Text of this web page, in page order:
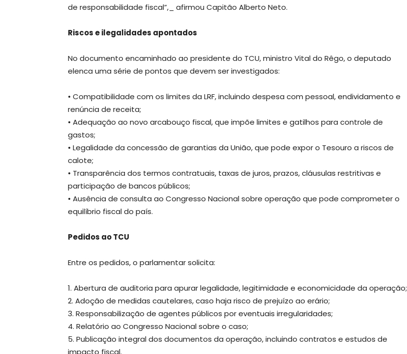
de responsabilidade fiscal”,_ afirmou Capitão Alberto Neto.
Riscos e ilegalidades apontados
No documento encaminhado ao presidente do TCU, ministro Vital do Rêgo, o deputado
elenca uma série de pontos que devem ser investigados:
• Compatibilidade com os limites da LRF, incluindo despesa com pessoal, endividamento e
renúncia de receita;
• Adequação ao novo arcabouço fiscal, que impõe limites e gatilhos para controle de
gastos;
• Legalidade da concessão de garantias da União, que pode expor o Tesouro a riscos de
calote;
• Transparência dos termos contratuais, taxas de juros, prazos, cláusulas restritivas e
participação de bancos públicos;
• Ausência de consulta ao Congresso Nacional sobre operação que pode comprometer o
equilíbrio fiscal do país.
Pedidos ao TCU
Entre os pedidos, o parlamentar solicita:
1. Abertura de auditoria para apurar legalidade, legitimidade e economicidade da operação;
2. Adoção de medidas cautelares, caso haja risco de prejuízo ao erário;
3. Responsabilização de agentes públicos por eventuais irregularidades;
4. Relatório ao Congresso Nacional sobre o caso;
5. Publicação integral dos documentos da operação, incluindo contratos e estudos de
impacto fiscal.